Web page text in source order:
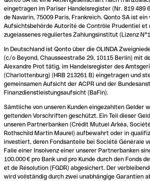
eingetragen im Pariser Handelsregister (Nr. 819 489
de Navarin, 75009 Paris, Frankreich. Qonto SA ist
Aufsichtsbehörde Autorité de Contrôle Prudentiel et
zugelassenes reguliertes Zahlungsinstitut (Lizenz
In Deutschland ist Qonto über die OLINDA
(c/o Beyond, Chausseestraße 29, 10115 Berlin) mit
Alexandre Prot tätig, im Handelsregister des
(Charlottenburg) (HRB 213261 B) eingetragen und
gemeinsamen Aufsicht der ACPR und der
Finanzdienstleistungsaufsicht (BaFin).
Sämtliche von unseren Kunden eingezahlten Gelder
geltenden Vorschriften geschützt. Ein Teil dieser
unseren Partnerbanken (Crédit Mutuel Arkéa,
Rothschild Martin Maurel) aufbewahrt oder in
investiert, deren Fondsanteile bei Société Générale
Falle einer Insolvenz einer unserer Partnerbanken
100.000 € pro Bank und pro Kunde durch den Fonds
et de Résolution (FGDR) abgesichert. Der
wird vollständig durch zwei unabhängige Garantien